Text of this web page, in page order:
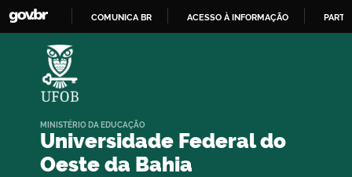
COMUNICA BR ACESSO À INFORMAÇÃO
Universidade Federal do
Oeste da Bahia
MINISTÉRIO DA EDUCAÇÃO